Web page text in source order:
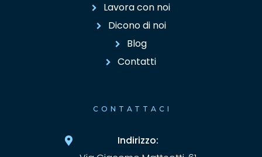
Lavora con noi
Dicono di noi
Blog
Contatti
CONTATTACI
Indirizzo: